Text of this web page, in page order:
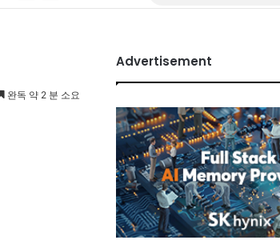
완독 약 2 분 소요
Advertisement